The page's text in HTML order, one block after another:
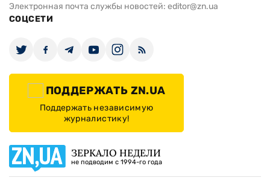
Электронная почта службы новостей: editor@zn.ua
СОЦСЕТИ
ПОДДЕРЖАТЬ ZN.UA
Поддержать независимую
журналистику!
ЗЕРКАЛО НЕДЕЛИ
не подводим с 1994-го года